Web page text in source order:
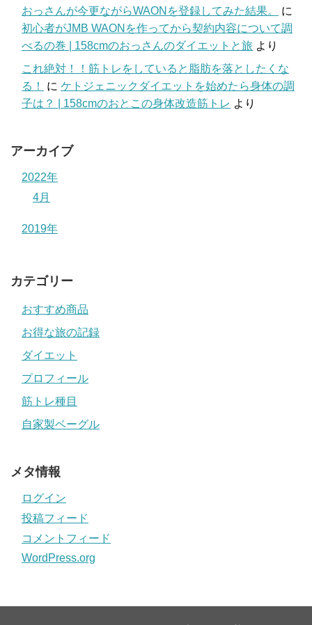
おっさんが今更ながらWAONを登録してみた結果。
に
初心者がJMB WAONを作ってから契約内容について調
べるの巻 | 158cmのおっさんのダイエットと旅 より
これ絶対！！筋トレをしていると脂肪を落としたくな
る！
に ケトジェニックダイエットを始めたら身体の調
子は？ | 158cmのおとこの身体改造筋トレ より
アーカイブ
2022年
4月
2019年
カテゴリー
おすすめ商品
お得な旅の記録
ダイエット
プロフィール
筋トレ種目
自家製ベーグル
メタ情報
ログイン
投稿フィード
コメントフィード
WordPress.org